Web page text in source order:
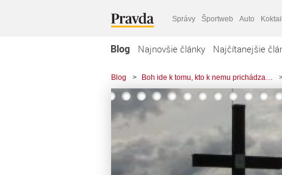
Správy Športweb Auto Koktail
Blog Najnovšie články Najčítanejšie
Blog > Boh ide k tomu, kto k nemu prichádza…